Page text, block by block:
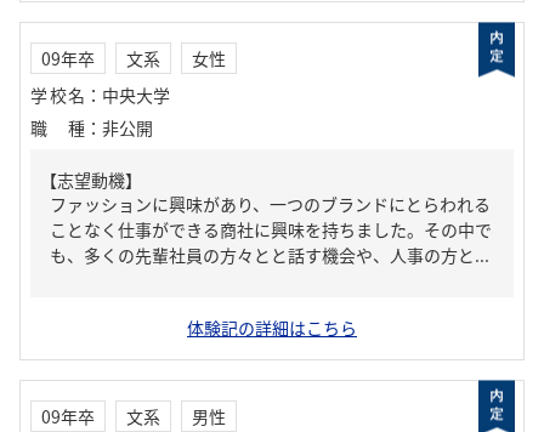
09年卒 文系
女性
学校名 ： 中央大学
職種 ： 非公開
【志望動機】
ファッションに興味があり、一つのブランドにとらわれる
ことなく仕事ができる商社に興味を持ちました。その中で
も、多くの先輩社員の方々とと話す機会や、人事の方と...
体験記の詳細はこちら
09年卒 文系
男性